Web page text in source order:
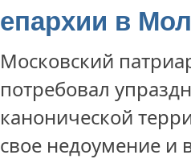
епархии в
Московский
потребовал
канонической
свое недоумение и